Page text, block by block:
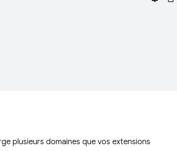
plusieurs domaines que vos extensions